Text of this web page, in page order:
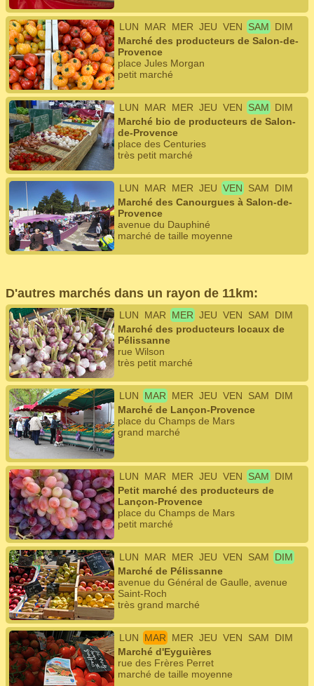
LUN MAR MER JEU VEN SAM
DIM
Marché des producteurs de Salon-de-
Provence
place Jules Morgan
petit marché
LUN MAR MER JEU VEN SAM
DIM
Marché bio de producteurs de Salon-
de-Provence
place des Centuries
très petit marché
LUN MAR MER JEU VEN SAM
DIM
Marché des Canourgues à Salon-de-
Provence
avenue du Dauphiné
marché de taille moyenne
D'autres marchés dans un rayon de 11km:
LUN MAR MER JEU VEN SAM
DIM
Marché des producteurs locaux de
Pélissanne
rue Wilson
très petit marché
LUN MAR MER JEU VEN SAM
DIM
Marché de Lançon-Provence
place du Champs de Mars
grand marché
LUN MAR MER JEU VEN SAM
DIM
Petit marché des producteurs de
Lançon-Provence
place du Champs de Mars
petit marché
LUN MAR MER JEU VEN SAM
DIM
Marché de Pélissanne
avenue du Général de Gaulle, avenue
Saint-Roch
très grand marché
LUN MAR MER JEU VEN SAM
DIM
Marché d'Eyguières
rue des Frères Perret
marché de taille moyenne